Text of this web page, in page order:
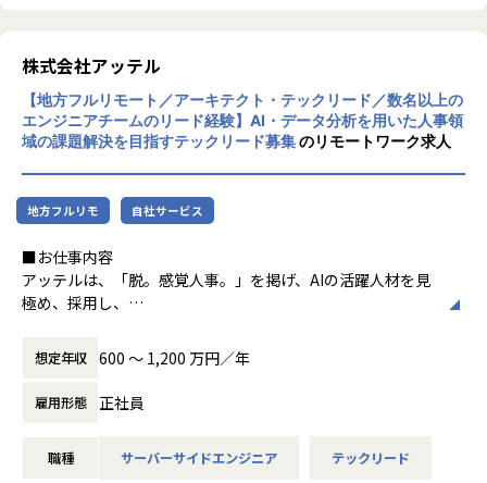
技術力の向上はもちろん、一緒に組織づくりから参画できる
フェーズです。
▼働き方の自由度が高い環境
フルフレックス可で、働く時間も自由度が高く、副業も認め
られています。
■会社紹介資料
【業務の変更の範囲】
テル診断」の提供もしています。
β版リリースから約2年半で800社以上に導入
され、HRアワードやHR tech GPなど数多く
の人事関連アワードを受賞するなど、評価を
いただいています。
会社や組織についての詳細は、会社紹介資料
をご覧ください。
ck
株式会社アッテル
【地方フルリモート／アーキテクト・テックリード／数名以上の
エンジニアチームのリード経験】AI・データ分析を用いた人事領
域の課題解決を目指すテックリード募集のリモートワーク求人
地方フルリモ 自社サービス
■お仕事内容
アッテルは、「脱。感覚人事。」を掲げ、AIの活躍人材を見
極め、採用し、
スを提供しています。
採用から退職までの HRデータを一元管理・分析できる基盤
と、HR に特化した
機械学習の予測アルゴリズムを備えています。100 種類以上
未来予測に最適化された独自の適性診断「アッテル診断」の
想定年収 600 〜 1,200 万円／年
雇用形態 正社員
職種 サーバーサイドエンジニア テックリード